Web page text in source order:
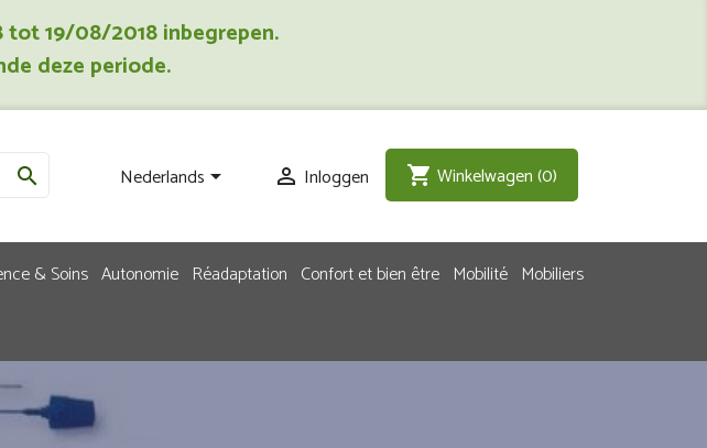
tot 19/08/2018 inbegrepen.
deze periode.
 Nederlands  Inloggen shopping_cart Winkelwagen(0)
& Soins Autonomie Réadaptation Confort et bien être Mobilité Mobiliers